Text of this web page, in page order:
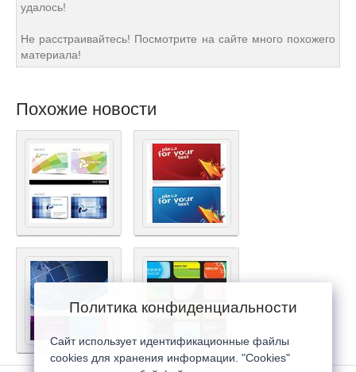
удалось!
Не расстраивайтесь! Посмотрите на сайте много похожего
материала!
Похожие новости
Политика конфиденциальности
Сайт использует идентификационные файлы
cookies для хранения информации. "Cookies"